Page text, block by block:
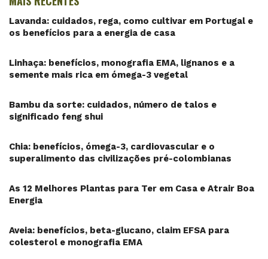
Lavanda: cuidados, rega, como cultivar em Portugal e
os benefícios para a energia de casa
Linhaça: benefícios, monografia EMA, lignanos e a
semente mais rica em ómega-3 vegetal
Bambu da sorte: cuidados, número de talos e
significado feng shui
Chia: benefícios, ómega-3, cardiovascular e o
superalimento das civilizações pré-colombianas
As 12 Melhores Plantas para Ter em Casa e Atrair Boa
Energia
Aveia: benefícios, beta-glucano, claim EFSA para
colesterol e monografia EMA